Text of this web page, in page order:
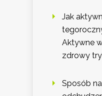
Jak
Aktywne
zdrowy
Sposób